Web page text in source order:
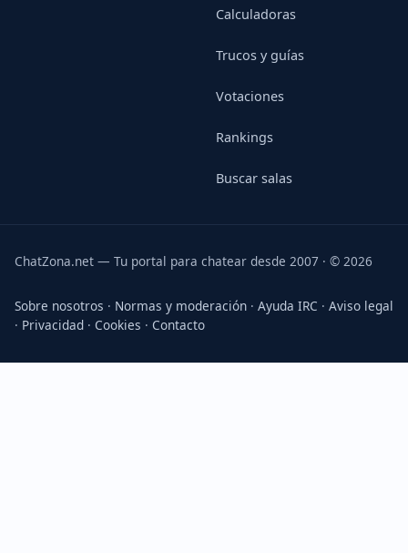
Calculadoras
Trucos y guías
Votaciones
Rankings
Buscar salas
ChatZona.net — Tu portal para chatear desde 2007 · © 2026
Sobre nosotros · Normas y moderación · Ayuda IRC · Aviso legal
· Privacidad · Cookies · Contacto